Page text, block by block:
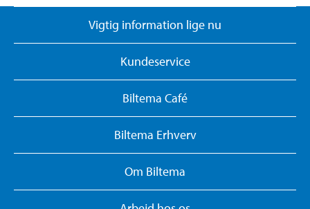
Vigtig information lige nu
Kundeservice
Biltema Café
Biltema Erhverv
Om Biltema